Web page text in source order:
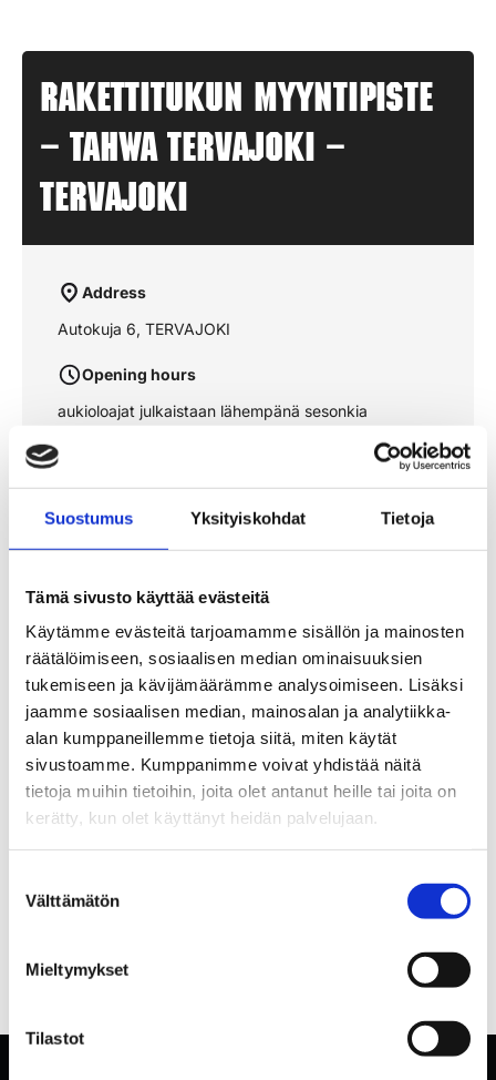
Suostumus Yksityiskohdat Tietoja
Tämä sivusto käyttää evästeitä
Käytämme evästeitä tarjoamamme sisällön ja mainosten
räätälöimiseen, sosiaalisen median ominaisuuksien
tukemiseen ja kävijämäärämme analysoimiseen. Lisäksi
jaamme sosiaalisen median, mainosalan ja analytiikka-
alan kumppaneillemme tietoja siitä, miten käytät
sivustoamme. Kumppanimme voivat yhdistää näitä
tietoja muihin tietoihin, joita olet antanut heille tai joita on
kerätty, kun olet käyttänyt heidän palvelujaan.
valinta
Välttämätön
Mieltymykset
Tilastot
Rakettitukun myyntipiste
– TAHWA Tervajoki –
TERVAJOKI
Address
Autokuja 6, TERVAJOKI
Opening hours
aukioloajat julkaistaan lähempänä sesonkia
See the route on the map